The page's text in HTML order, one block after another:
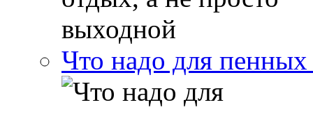
Что надо для пенных